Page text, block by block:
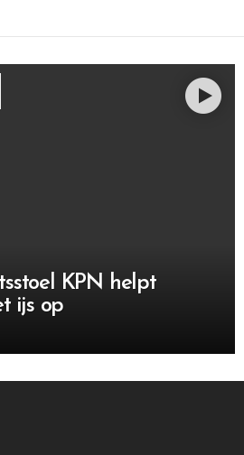
KPN helpt
ijs op